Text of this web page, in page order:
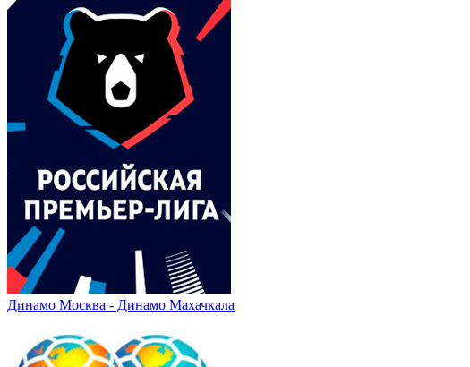
Динамо Москва - Динамо Махачкала